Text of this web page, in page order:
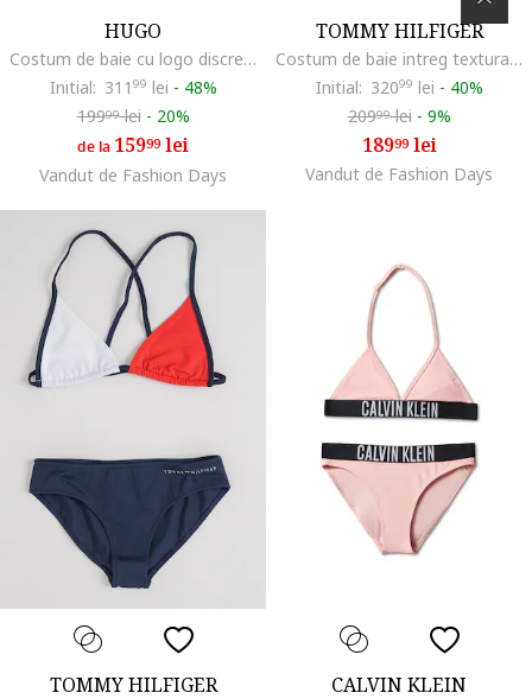
HUGO
Costum de baie cu logo discret, Negru stins/Gri antracit
Initial: 311 99 lei - 48%
19999lei - 20%
de la 15999lei
Vandut de Fashion Days
TOMMY HILFIGER
Costum de baie intreg texturat cu decolteu in U pe spate, Portocaliu
Initial: 32099 lei - 40%
20999lei - 9%
18999lei
Vandut de Fashion Days
TOMMY HILFIGER CALVIN KLEIN